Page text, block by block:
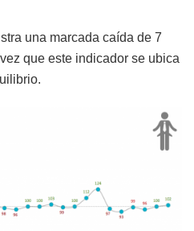
una marcada caída de 7
que este indicador se ubica